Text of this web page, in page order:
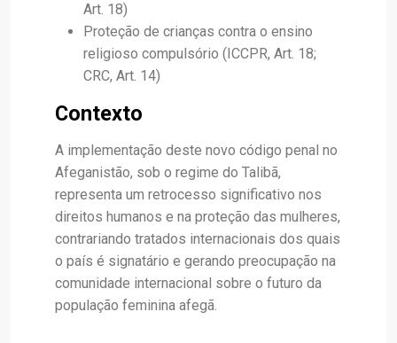
Art. 18)
Proteção de crianças contra o ensino
religioso compulsório (ICCPR, Art. 18;
CRC, Art. 14)
Contexto
A implementação deste novo código penal no
Afeganistão, sob o regime do Talibã,
representa um retrocesso significativo nos
direitos humanos e na proteção das mulheres,
contrariando tratados internacionais dos quais
o país é signatário e gerando preocupação na
comunidade internacional sobre o futuro da
população feminina afegã.